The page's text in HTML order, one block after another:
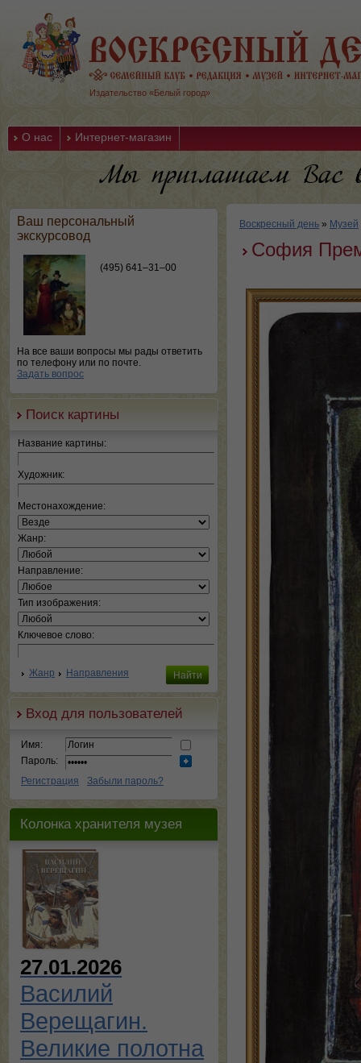
Издательство «Белый город»
О нас Интернет-магазин
Ваш персональный
экскурсовод
(495) 641–31–00
На все ваши вопросы мы рады ответить
по телефону или по почте.
Задать вопрос
Поиск картины
Название картины:
Художник:
Местонахождение:
Жанр:
Направление:
Тип изображения:
Ключевое слово:
Жанр Направления
Вход для пользователей
Имя:
Пароль:
Регистрация
Забыли пароль?
Колонка хранителя музея
27.01.2026
Василий
Верещагин.
Великие полотна
Воскресный день » Музей
София